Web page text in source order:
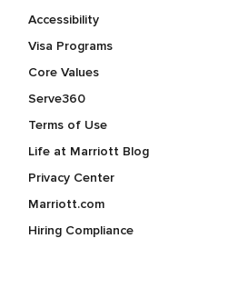
Accessibility
Visa Programs
Core Values
Serve360
Terms of Use
Life at Marriott Blog
Privacy Center
Marriott.com
Hiring Compliance